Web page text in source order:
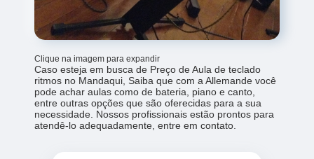
Clique na imagem para expandir
Caso esteja em busca de Preço de Aula de teclado
ritmos no Mandaqui, Saiba que com a Allemande você
pode achar aulas como de bateria, piano e canto,
entre outras opções que são oferecidas para a sua
necessidade. Nossos profissionais estão prontos para
atendê-lo adequadamente, entre em contato.